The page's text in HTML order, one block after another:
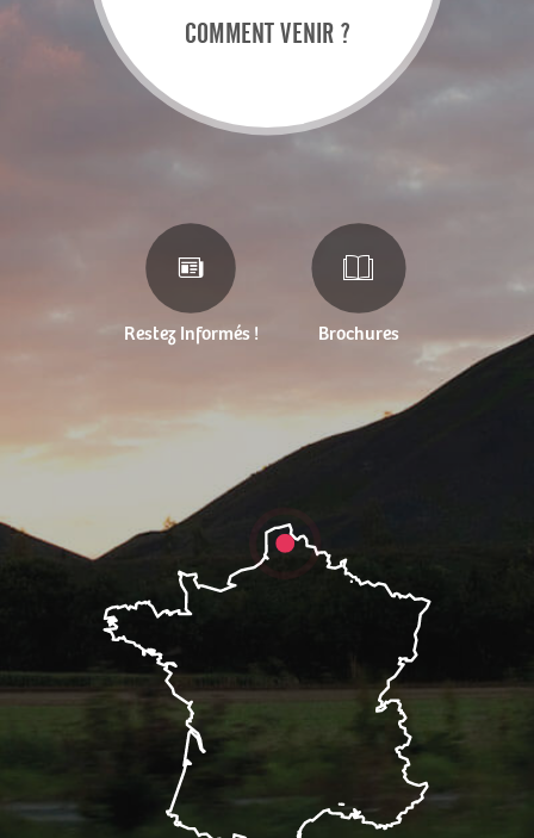
COMMENT VENIR ?
Restez Informés ! Brochures